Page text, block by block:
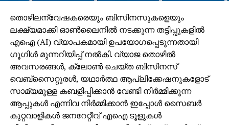
തൊഴിലന്വേഷകരെയും ബിസിനസുകളെയും
ലക്ഷ്യമാക്കി ഓണ്‍ലൈനില്‍ നടക്കുന്ന തട്ടിപ്പുകളില്‍
എഐ (AI) വ്യാപകമായി ഉപയോഗപ്പെടുന്നതായി
ഗൂഗിള്‍ മുന്നറിയിപ്പ് നല്‍കി. വ്യാജ തൊഴില്‍
അവസരങ്ങള്‍, ക്ലോണ്‍ ചെയ്ത ബിസിനസ്
വെബ്‌സൈറ്റുരള്‍, യഥാര്‍ത്ഥ ആപ്ലിക്കേഷനുകളോട്
സാമ്യമുള്ള കബളിപ്പിക്കാന്‍ വേണ്ടി നിര്‍മ്മിക്കുന്ന
ആപ്പുകള്‍ എന്നിവ നിര്‍മ്മിക്കാന്‍ ഇപ്പോള്‍ സൈബര്‍
കുറ്റവാളികള്‍ ജനറേറ്റീവ് എഐ ടൂളുകള്‍